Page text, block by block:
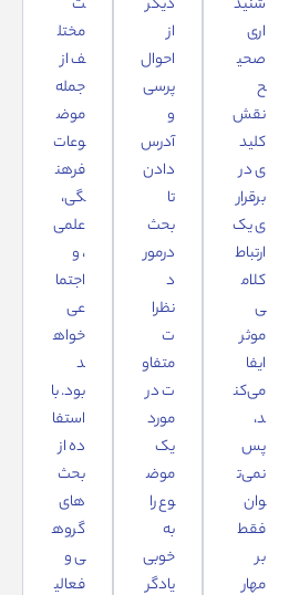
اری
صحی
ح
نقش
کلید
ی در
برقرار
ی یک
ارتباط
کلام
ی
موثر
ایفا
می‌کن
د،
پس
نمی‌ت
وان
فقط
بر
مهار
از
احوال
پرسی
و
آدرس
دادن
تا
بحث
درمور
د
نظرا
ت
متفاو
ت در
مورد
یک
موض
وع را
به
خوبی
یادگر
مختل
ف از
جمله
موض
وعات
فرهن
گی،
علمی
، و
اجتما
عی
خواه
د
بود. با
استفا
ده از
بحث‌
های
گروه
ی و
فعالی